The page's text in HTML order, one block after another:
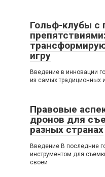
Гольф-клубы с
игру
Введение в инновации
из самых традиционных
Правовые
дронов для
разных странах
Введение В последние
инструментом для
своей